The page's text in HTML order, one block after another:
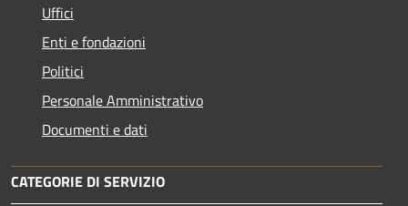
Uffici
Enti e fondazioni
Politici
Personale Amministrativo
Documenti e dati
CATEGORIE DI SERVIZIO